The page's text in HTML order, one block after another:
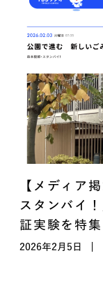
【メディア
スタンバイ
証実験を特
2026年2月5日